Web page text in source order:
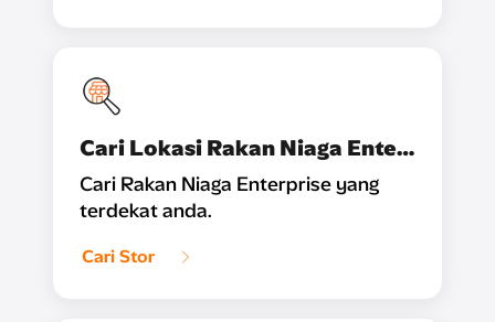
Cari Lokasi Rakan Niaga Enterprise Kami
Cari Rakan Niaga Enterprise yang
terdekat anda.
Cari Stor